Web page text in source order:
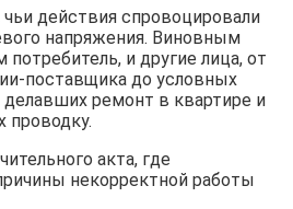
действия спровоцировали
напряжения. Виновным
и другие лица, от
поставщика до условных
делавших ремонт в квартире и
проводку.
акта, где
некорректной работы